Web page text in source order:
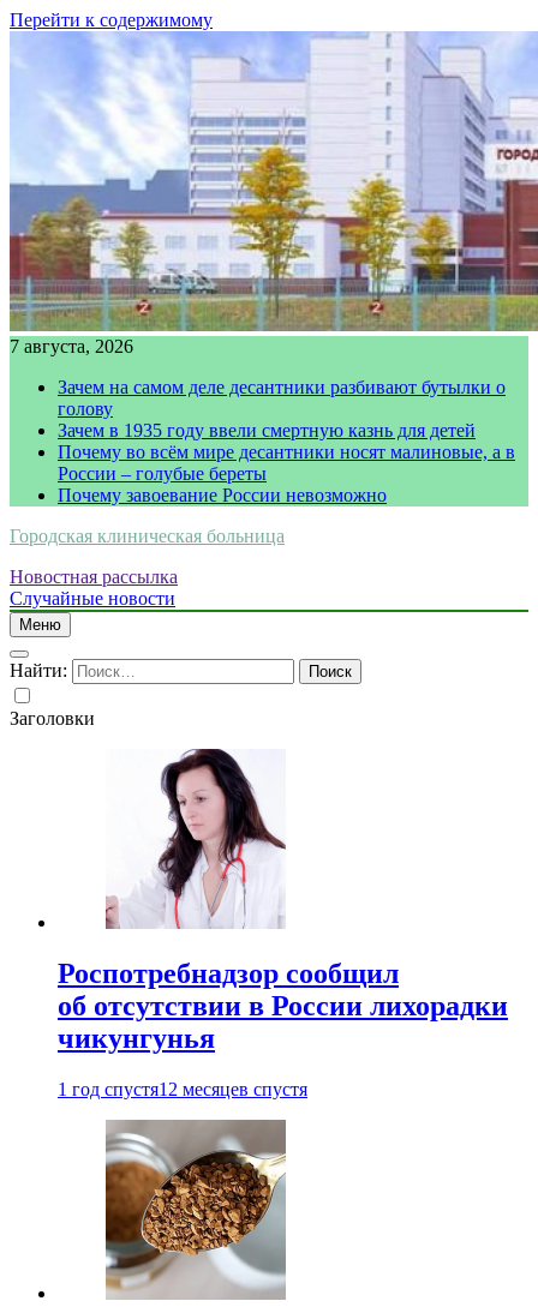
Перейти к содержимому
7 августа, 2026
Зачем на самом деле десантники разбивают бутылки о
голову
Зачем в 1935 году ввели смертную казнь для детей
Почему во всём мире десантники носят малиновые, а в
России – голубые береты
Почему завоевание России невозможно
Городская клиническая больница
Новостная рассылка
Случайные новости
Меню
Найти:
Заголовки
Роспотребнадзор сообщил
об отсутствии в России лихорадки
чикунгунья
1 год спустя12 месяцев спустя